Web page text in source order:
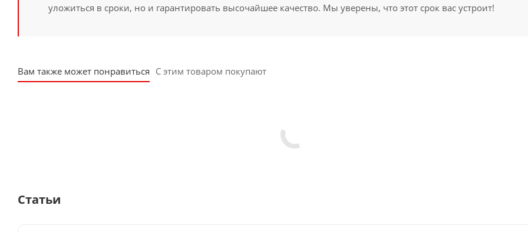
уложиться в сроки, но и гарантировать высочайшее качество. Мы уверены, что этот срок вас устроит!
Вам также может понравиться С этим товаром покупают
Статьи